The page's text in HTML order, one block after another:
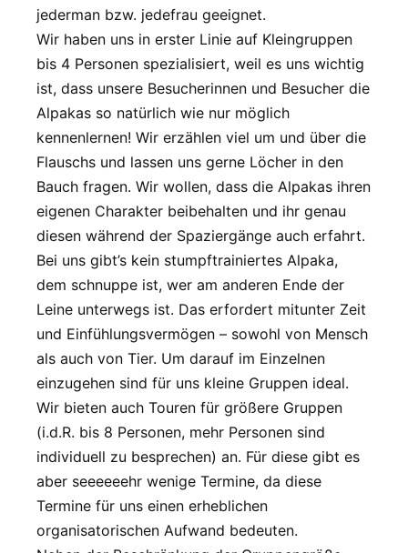
jederman bzw. jedefrau geeignet.
Wir haben uns in erster Linie auf Kleingruppen
bis 4 Personen spezialisiert, weil es uns wichtig
ist, dass unsere Besucherinnen und Besucher die
Alpakas so natürlich wie nur möglich
kennenlernen! Wir erzählen viel um und über die
Flauschs und lassen uns gerne Löcher in den
Bauch fragen. Wir wollen, dass die Alpakas ihren
eigenen Charakter beibehalten und ihr genau
diesen während der Spaziergänge auch erfahrt.
Bei uns gibt’s kein stumpftrainiertes Alpaka,
dem schnuppe ist, wer am anderen Ende der
Leine unterwegs ist. Das erfordert mitunter Zeit
und Einfühlungsvermögen – sowohl von Mensch
als auch von Tier. Um darauf im Einzelnen
einzugehen sind für uns kleine Gruppen ideal.
Wir bieten auch Touren für größere Gruppen
(i.d.R. bis 8 Personen, mehr Personen sind
individuell zu besprechen) an. Für diese gibt es
aber seeeeeehr wenige Termine, da diese
Termine für uns einen erheblichen
organisatorischen Aufwand bedeuten.